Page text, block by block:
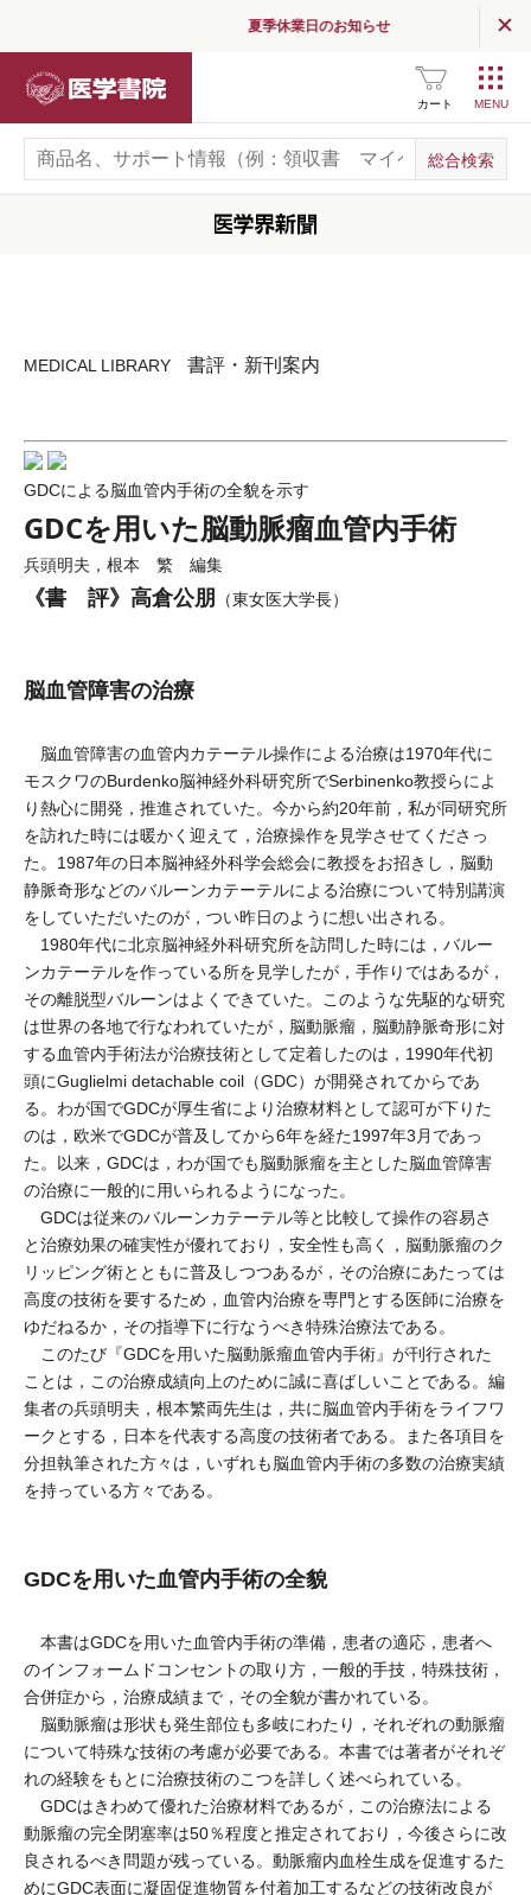
夏季休業日のお知らせ
カート
MEDICAL LIBRARY 書評・新刊案内
GDCによる脳血管内手術の全貌を示す
GDCを用いた脳動脈瘤血管内手術
兵頭明夫，根本 繁 編集
《書 評》高倉公朋 （東女医大学長）
脳血管障害の治療
脳血管障害の血管内カテーテル操作による治療は1970年代に
モスクワのBurdenko脳神経外科研究所でSerbinenko教授らによ
り熱心に開発，推進されていた。今から約20年前，私が同研究所
を訪れた時には暖かく迎えて，治療操作を見学させてくださっ
た。1987年の日本脳神経外科学会総会に教授をお招きし，脳動
静脈奇形などのバルーンカテーテルによる治療について特別講演
をしていただいたのが，つい昨日のように想い出される。
1980年代に北京脳神経外科研究所を訪問した時には，バルー
ンカテーテルを作っている所を見学したが，手作りではあるが，
その離脱型バルーンはよくできていた。このような先駆的な研究
は世界の各地で行なわれていたが，脳動脈瘤，脳動静脈奇形に対
する血管内手術法が治療技術として定着したのは，1990年代初
頭にGuglielmi detachable coil（GDC）が開発されてからであ
る。わが国でGDCが厚生省により治療材料として認可が下りた
のは，欧米でGDCが普及してから6年を経た1997年3月であっ
た。以来，GDCは，わが国でも脳動脈瘤を主とした脳血管障害
の治療に一般的に用いられるようになった。
GDCは従来のバルーンカテーテル等と比較して操作の容易さ
と治療効果の確実性が優れており，安全性も高く，脳動脈瘤のク
リッピング術とともに普及しつつあるが，その治療にあたっては
高度の技術を要するため，血管内治療を専門とする医師に治療を
ゆだねるか，その指導下に行なうべき特殊治療法である。
このたび『GDCを用いた脳動脈瘤血管内手術』が刊行された
ことは，この治療成績向上のために誠に喜ばしいことである。編
集者の兵頭明夫，根本繁両先生は，共に脳血管内手術をライフワ
ークとする，日本を代表する高度の技術者である。また各項目を
分担執筆された方々は，いずれも脳血管内手術の多数の治療実績
を持っている方々である。
GDCを用いた血管内手術の全貌
本書はGDCを用いた血管内手術の準備，患者の適応，患者へ
のインフォームドコンセントの取り方，一般的手技，特殊技術，
合併症から，治療成績まで，その全貌が書かれている。
脳動脈瘤は形状も発生部位も多岐にわたり，それぞれの動脈瘤
について特殊な技術の考慮が必要である。本書では著者がそれぞ
れの経験をもとに治療技術のこつを詳しく述べられている。
GDCはきわめて優れた治療材料であるが，この治療法による
動脈瘤の完全閉塞率は50％程度と推定されており，今後さらに改
良されるべき問題が残っている。動脈瘤内血栓生成を促進するた
めにGDC表面に凝固促進物質を付着加工するなどの技術改良が